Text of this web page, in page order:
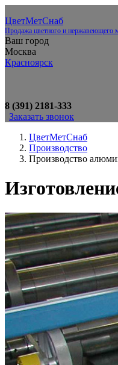
ЦветМетСнаб
Продажа цветного и нержавеющего
Ваш город
Москва
Красноярск
8 (391) 2181-333
Заказать звонок
ЦветМетСнаб
Производство
Производство